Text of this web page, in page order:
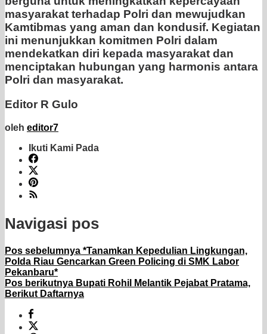
masyarakat terhadap Polri dan mewujudkan
Kamtibmas yang aman dan kondusif. Kegiatan
ini menunjukkan komitmen Polri dalam
mendekatkan diri kepada masyarakat dan
menciptakan hubungan yang harmonis antara
Polri dan masyarakat.
Editor R Gulo
oleh editor7
Ikuti Kami Pada
Navigasi pos
Pos sebelumnya *Tanamkan Kepedulian Lingkungan,
Polda Riau Gencarkan Green Policing di SMK Labor
Pekanbaru*
Pos berikutnya Bupati Rohil Melantik Pejabat Pratama,
Berikut Daftarnya